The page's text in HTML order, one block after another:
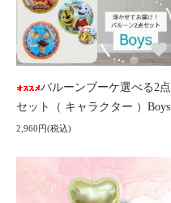
バルーンブーケ選べる2点
セット（ キャラクター ）Boys
2,960円(税込)